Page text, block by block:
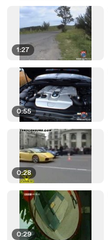
1:27
0:55
0:28
0:29